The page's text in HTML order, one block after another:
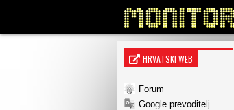
HRVATSKI WEB
Forum
Google prevoditelj